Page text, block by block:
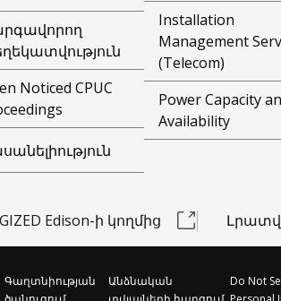
Noticed CPUC
Installation
Management
(Telecom)
Power Capacity
Availability
Edison-ի կողմից
Գաղտնիության
Անձնական
Do Not